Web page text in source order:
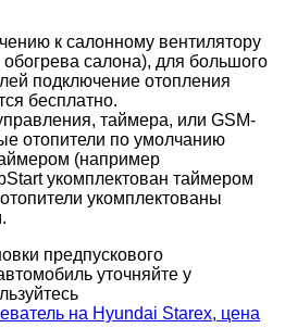
к салонному вентилятору
обогрева салона), для большого
подключение отопления
бесплатно.
таймера, или GSM-
отопители по умолчанию
(например
укомплектован таймером
укомплектованы
предпускового
уточняйте у